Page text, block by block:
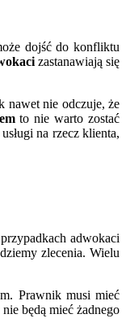
dojść do konfliktu
zastanawiają się
nawet nie odczuje, że
to nie warto zostać
na rzecz klienta,
adwokaci
zlecenia. Wielu
Prawnik musi mieć
będą mieć żadnego